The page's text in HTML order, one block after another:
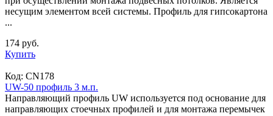
несущим элементом всей системы. Профиль для гипсокартона
...
174 руб.
Купить
Код: CN178
UW-50 профиль 3 м.п.
Направляющий профиль UW используется под основание для
направляющих стоечных профилей и для монтажа перемычек